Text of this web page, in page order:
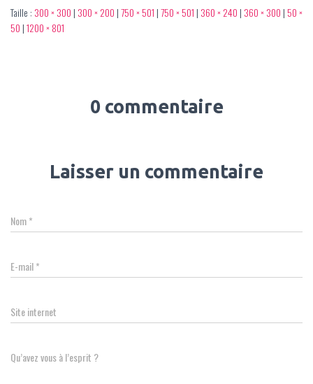
Taille : 300 × 300 | 300 × 200 |750 × 501 |750 × 501 | 360 × 240 | 360 × 300 |50 ×
50 |1200 × 801
0 commentaire
Laisser un commentaire
Nom*
E-mail*
Site internet
Qu’avez vous à l’esprit ?